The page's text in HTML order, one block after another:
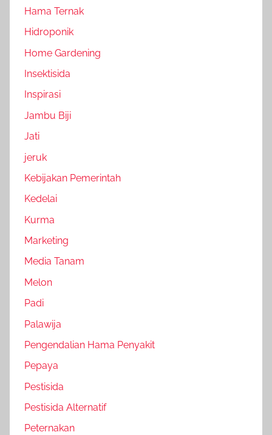
Hama Ternak
Hidroponik
Home Gardening
Insektisida
Inspirasi
Jambu Biji
Jati
jeruk
Kebijakan Pemerintah
Kedelai
Kurma
Marketing
Media Tanam
Melon
Padi
Palawija
Pengendalian Hama Penyakit
Pepaya
Pestisida
Pestisida Alternatif
Peternakan